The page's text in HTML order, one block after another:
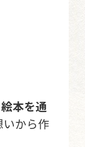
絵本を通
いから作